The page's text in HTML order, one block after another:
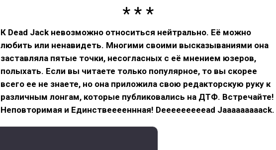
К Dead Jack невозможно относиться нейтрально. Её можно
любить или ненавидеть. Многими своими высказываниями она
заставляла пятые точки, несогласных с её мнением юзеров,
полыхать. Если вы читаете только популярное, то вы скорее
всего ее не знаете, но она приложила свою редакторскую руку к
различным лонгам, которые публиковались на ДТФ. Встречайте!
Неповторимая и Единствееееннная! Deeeeeeeeead Jaaaaaaaaack.